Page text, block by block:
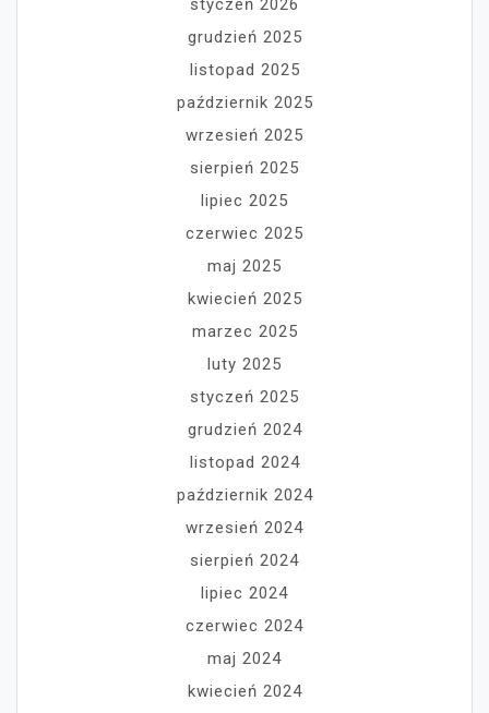
styczeń 2026
grudzień 2025
listopad 2025
październik 2025
wrzesień 2025
sierpień 2025
lipiec 2025
czerwiec 2025
maj 2025
kwiecień 2025
marzec 2025
luty 2025
styczeń 2025
grudzień 2024
listopad 2024
październik 2024
wrzesień 2024
sierpień 2024
lipiec 2024
czerwiec 2024
maj 2024
kwiecień 2024